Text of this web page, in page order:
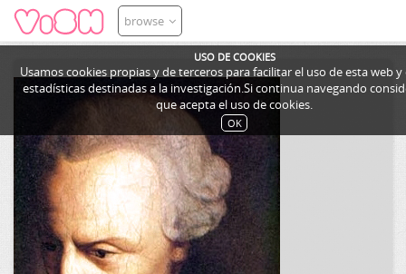
USO DE COOKIES
Usamos cookies propias y de terceros para facilitar el uso de esta web
estadísticas destinadas a la investigación.Si continua navegando
que acepta el uso de cookies.
OK
browse